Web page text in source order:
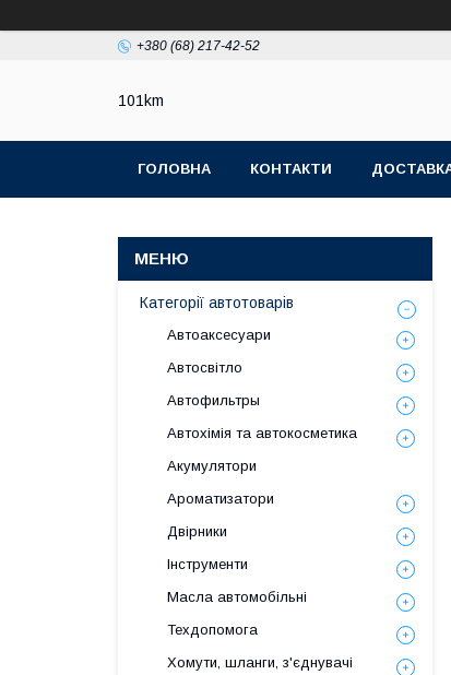
+380 (68) 217-42-52
101km
ГОЛОВНА КОНТАКТИ
Категорії автотоварів
Автоаксесуари
Автосвітло
Автофильтры
Автохімія та автокосметика
Акумулятори
Ароматизатори
Двірники
Інструменти
Масла автомобільні
Техдопомога
Хомути, шланги, з'єднувачі